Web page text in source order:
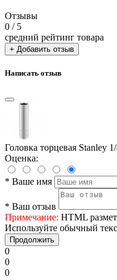
Отзывы
0 / 5
средний рейтинг товара
+ Добавить отзыв
Написать отзыв
Головка торцевая Stanley
Оценка:
* Ваше имя
* Ваш отзыв
Примечание: HTML
Используйте обычный
Продолжить
0
0
0